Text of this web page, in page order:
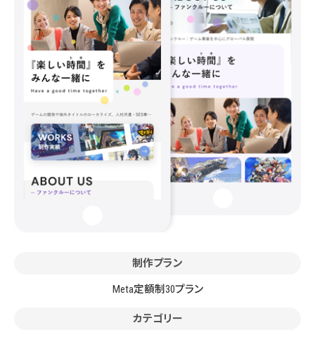
制作プラン
Meta定額制30プラン
カテゴリー